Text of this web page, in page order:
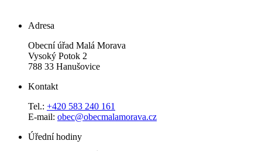
Adresa
Obecní úřad Malá Morava
Vysoký Potok 2
788 33 Hanušovice
Kontakt
Tel.: +420 583 240 161
E-mail: obec@obecmalamorava.cz
Úřední hodiny